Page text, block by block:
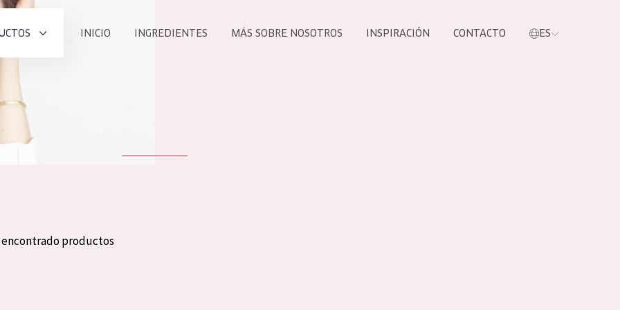
INICIO INGREDIENTES MÁS SOBRE NOSOTROS INSPIRACIÓN CONTACTO ES
encontrado productos